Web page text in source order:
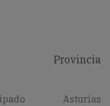
Provincia
Asturias